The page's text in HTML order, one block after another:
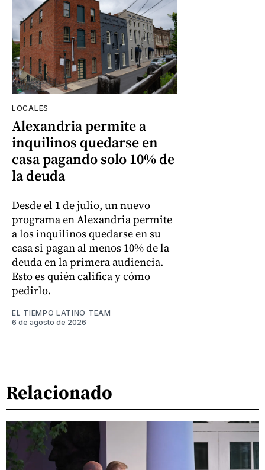
LOCALES
Alexandria permite a
inquilinos quedarse en
casa pagando solo 10% de
la deuda
Desde el 1 de julio, un nuevo
programa en Alexandria permite
a los inquilinos quedarse en su
casa si pagan al menos 10% de la
deuda en la primera audiencia.
Esto es quién califica y cómo
pedirlo.
EL TIEMPO LATINO TEAM
6 de agosto de 2026
Relacionado